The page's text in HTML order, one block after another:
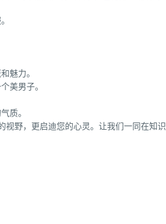
魅力。
美男子。
质。
视野，更启迪您的心灵。让我们一同在知识